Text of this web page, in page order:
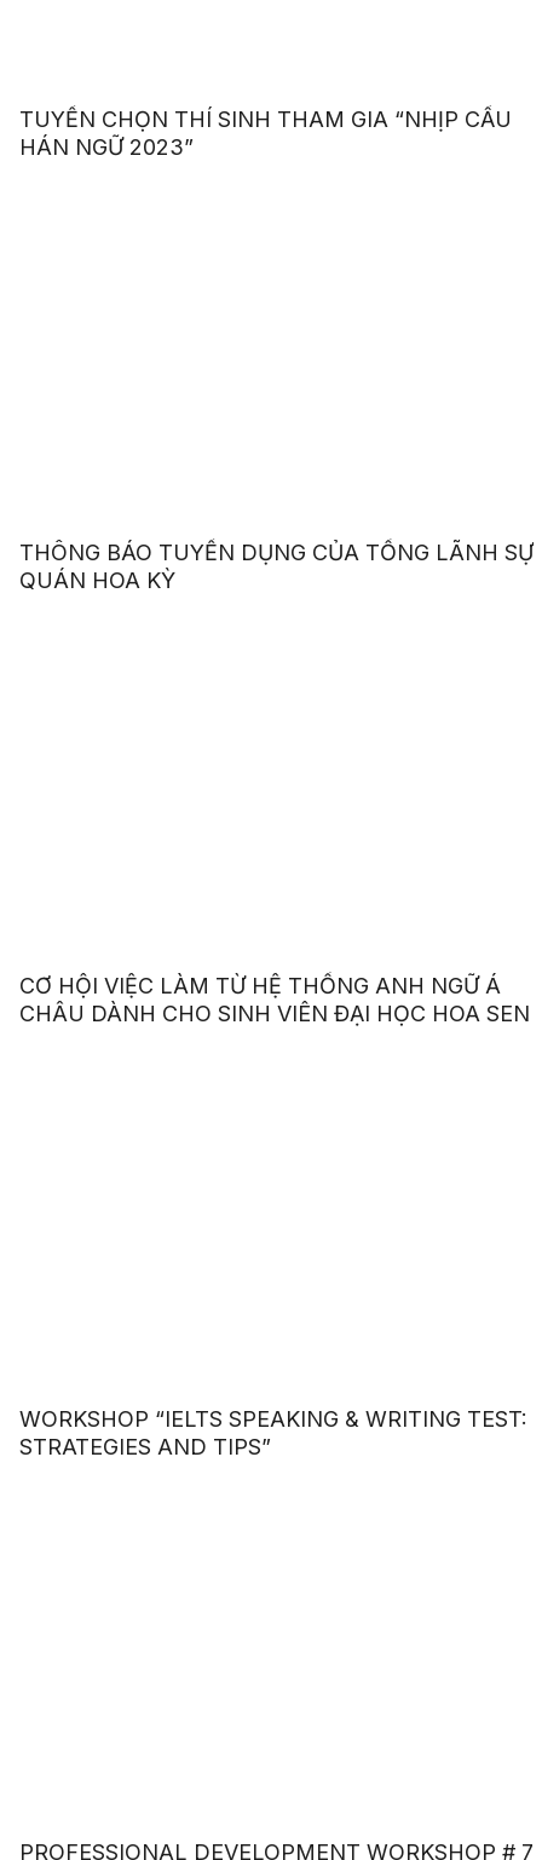
TUYỂN CHỌN THÍ SINH THAM GIA “NHỊP CẦU
HÁN NGỮ 2023”
THÔNG BÁO TUYỂN DỤNG CỦA TỔNG LÃNH SỰ
QUÁN HOA KỲ
CƠ HỘI VIỆC LÀM TỪ HỆ THỐNG ANH NGỮ Á
CHÂU DÀNH CHO SINH VIÊN ĐẠI HỌC HOA SEN
WORKSHOP “IELTS SPEAKING & WRITING TEST:
STRATEGIES AND TIPS”
PROFESSIONAL DEVELOPMENT WORKSHOP # 7